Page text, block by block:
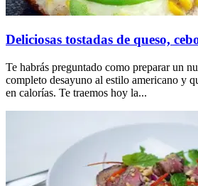
Deliciosas tostadas de queso,
Te habrás preguntado como preparar un
completo desayuno al estilo americano y
en calorías. Te traemos hoy la...